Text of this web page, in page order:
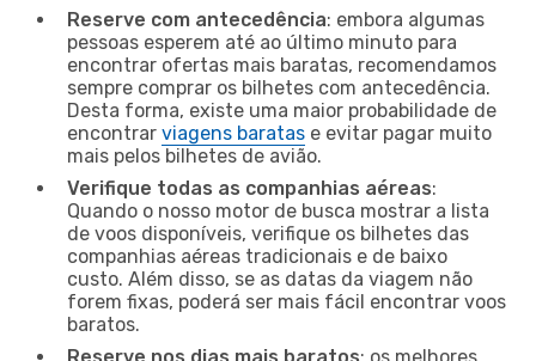
Reserve com antecedência: embora algumas
pessoas esperem até ao último minuto para
encontrar ofertas mais baratas, recomendamos
sempre comprar os bilhetes com antecedência.
Desta forma, existe uma maior probabilidade de
encontrar viagens baratas e evitar pagar muito
mais pelos bilhetes de avião.
Verifique todas as companhias aéreas:
Quando o nosso motor de busca mostrar a lista
de voos disponíveis, verifique os bilhetes das
companhias aéreas tradicionais e de baixo
custo. Além disso, se as datas da viagem não
forem fixas, poderá ser mais fácil encontrar voos
baratos.